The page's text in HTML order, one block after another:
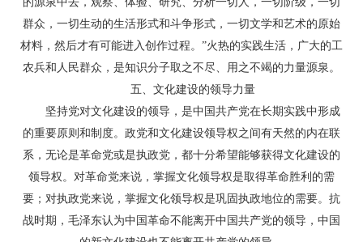
群众，一切生动的生活形式和斗争形式，一切文学和艺术的原始
材料，然后才有可能进入创作过程。”火热的实践生活，广大的工
农兵和人民群众，是知识分子取之不尽、用之不竭的力量源泉。
五、文化建设的领导力量
坚持党对文化建设的领导，是中国共产党在长期实践中形成
的重要原则和制度。政党和文化建设领导权之间有天然的内在联
系，无论是革命党或是执政党，都十分希望能够获得文化建设的
领导权。对革命党来说，掌握文化领导权是取得革命胜利的需
要；对执政党来说，掌握文化领导权是巩固执政地位的需要。抗
战时期，毛泽东认为中国革命不能离开中国共产党的领导，中国